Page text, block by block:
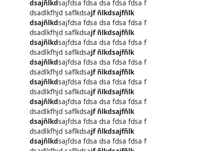
dsajñlkdsajfdsa fdsa dsa fdsa fdsa f
dsadlkfhjd saflkdsajf ñlkdsajfñlk
dsajñlkdsajfdsa fdsa dsa fdsa fdsa f
dsadlkfhjd saflkdsajf ñlkdsajfñlk
dsajñlkdsajfdsa fdsa dsa fdsa fdsa f
dsadlkfhjd saflkdsajf ñlkdsajfñlk
dsajñlkdsajfdsa fdsa dsa fdsa fdsa f
dsadlkfhjd saflkdsajf ñlkdsajfñlk
dsajñlkdsajfdsa fdsa dsa fdsa fdsa f
dsadlkfhjd saflkdsajf ñlkdsajfñlk
dsajñlkdsajfdsa fdsa dsa fdsa fdsa f
dsadlkfhjd saflkdsajf ñlkdsajfñlk
dsajñlkdsajfdsa fdsa dsa fdsa fdsa f
dsadlkfhjd saflkdsajf ñlkdsajfñlk
dsajñlkdsajfdsa fdsa dsa fdsa fdsa f